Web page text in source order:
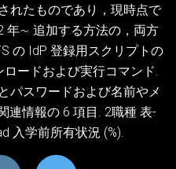
れたものであり，現時点で
年∼ 追加する方法の，両方
の IdP 登録用スクリプトの
ードおよび実行コマンド.
パスワードおよび名前やメ
連情報の 6 項目. 2職種 表-
入学前所有状況 (%).